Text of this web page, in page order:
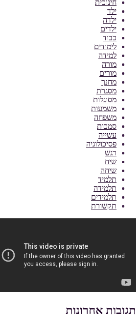
חינוכית
ילד
ילדה
ילדים
כבוד
לימודים
למידה
מורה
מורים
מחנך
מסגרת
מסוגלות
משמעות
משפחה
סמכות
עשייה
פסיכולוגיה
רגש
שיח
שיחה
תלמיד
תלמידה
תלמידים
תקשורת
תגובות אחרונות